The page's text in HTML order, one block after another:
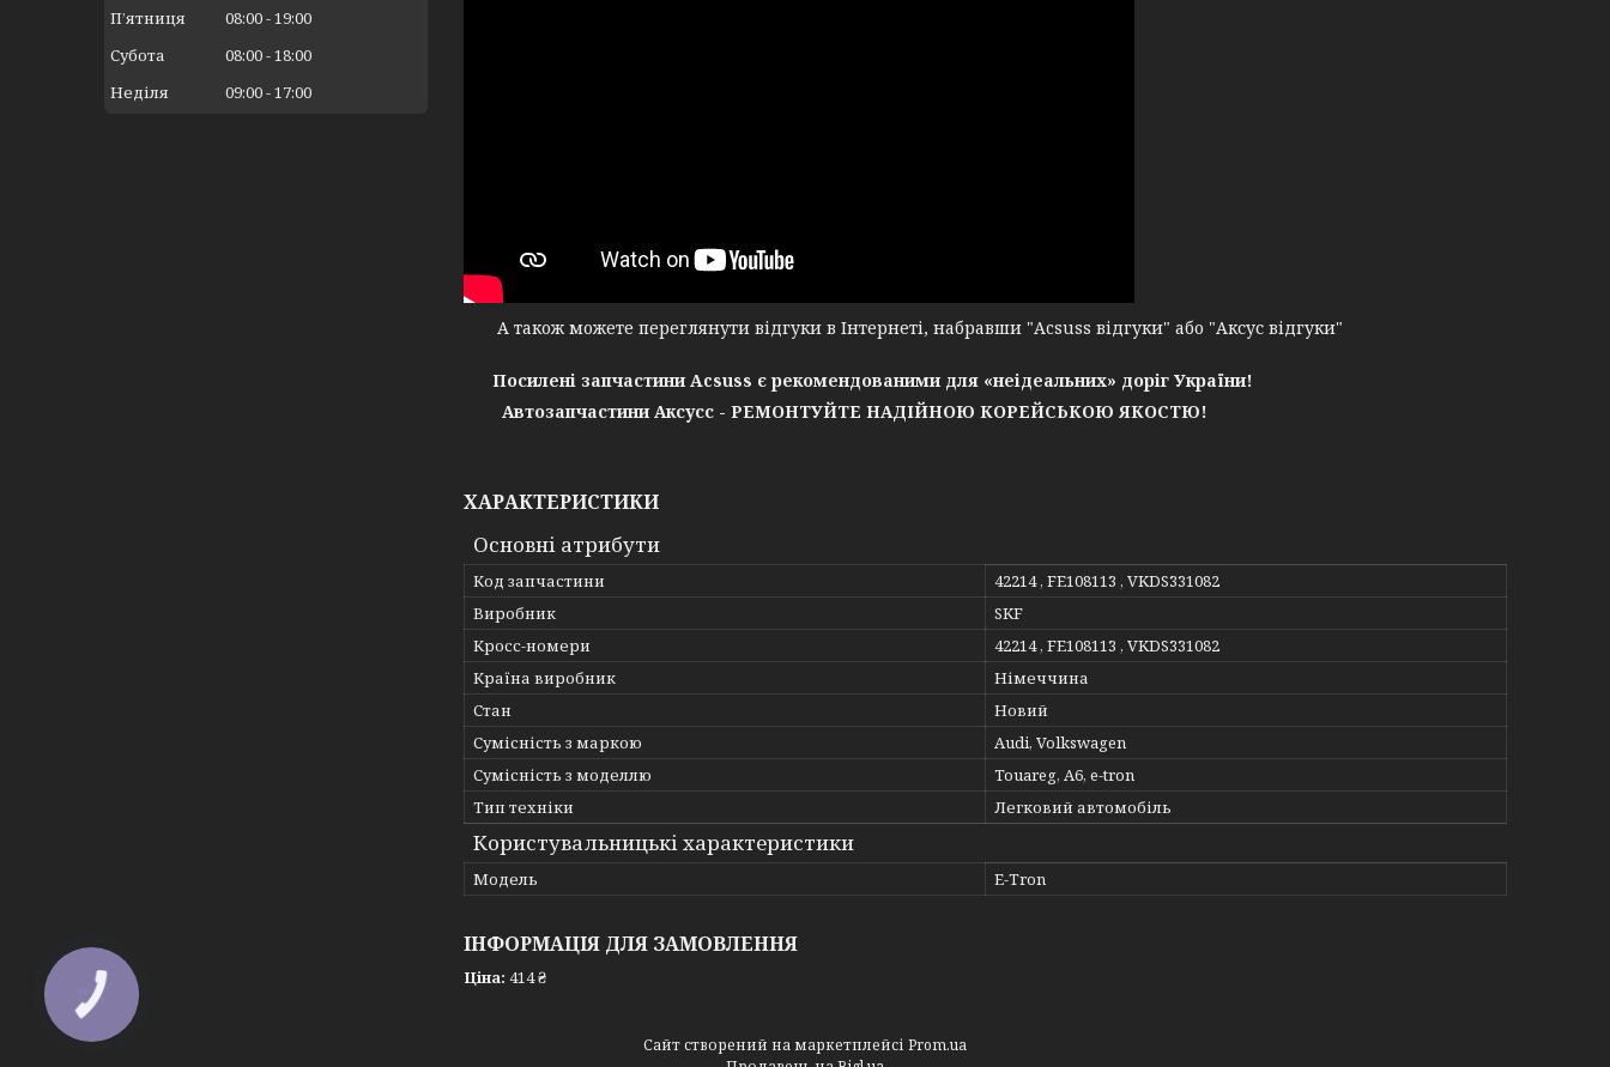
А також можете переглянути відгуки в Інтернеті, набравши "Acsuss відгуки" або "Аксус відгуки"
Посилені запчастини Acsuss є рекомендованими для «неідеальних» доріг України!
Автозапчастини Аксусс - РЕМОНТУЙТЕ НАДІЙНОЮ КОРЕЙСЬКОЮ ЯКОСТЮ!
ХАРАКТЕРИСТИКИ
Основні атрибути
Код запчастини
42214 , FE108113 , VKDS331082
Виробник
SKF
Кросс-номери
42214 , FE108113 , VKDS331082
Країна виробник
Німеччина
Стан
Новий
Сумісність з маркою
Audi, Volkswagen
Сумісність з моделлю
Touareg, A6, e-tron
Тип техніки
Легковий автомобіль
Користувальницькі характеристики
Мoдель E-Tron
ІНФОРМАЦІЯ ДЛЯ ЗАМОВЛЕННЯ
Ціна: 414 ₴
Пʼятниця
08:00 19:00
Субота
08:00 18:00
Неділя
09:00 17:00
Сайт створений на маркетплейсі Prom.ua
КНОПКА
ЗВ'ЯЗКУ